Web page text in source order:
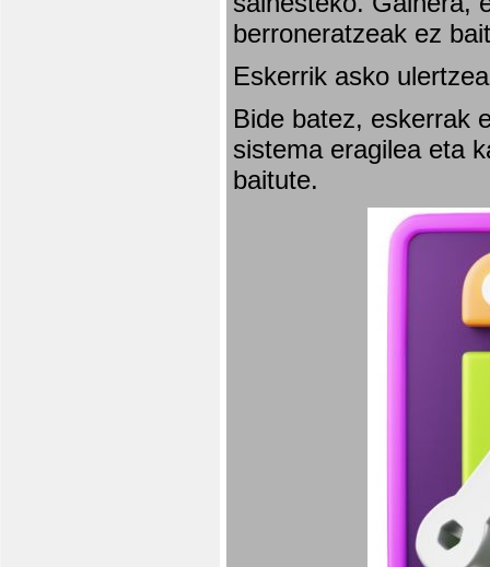
berroneratzeak ez
Eskerrik asko
Bide batez, eskerrak
sistema eragilea eta
baitute.